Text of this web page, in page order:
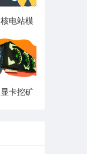
核电站模
版
显卡挖矿